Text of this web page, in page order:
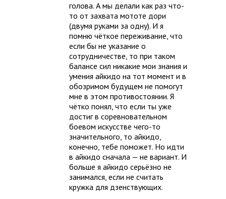
голова. А мы делали как раз что-
то от захвата мототе дори
(двумя руками за одну). И я
помню чёткое переживание, что
если бы не указание о
сотрудничестве, то при таком
балансе сил никакие мои знания и
умения айкидо на тот момент и в
обозримом будущем не помогут
мне в этом противостоянии. Я
чётко понял, что если ты уже
достиг в соревновательном
боевом искусстве чего-то
значительного, то айкидо,
конечно, тебе поможет. Но идти
в айкидо сначала — не вариант. И
больше я айкидо серьёзно не
занимался, если не считать
кружка для дзенствующих.